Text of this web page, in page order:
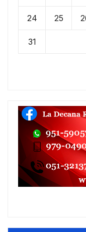
24 25
31